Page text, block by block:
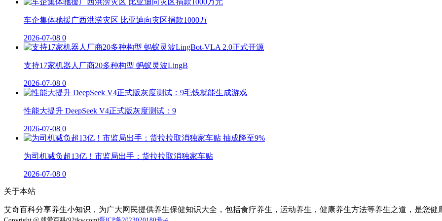
车企集体驰援广西洪涝灾区 比亚迪向灾区捐款1000万
2026-07-08 0
支持17家机器人厂商20多种构型 蚂蚁灵波LingB
2026-07-08 0
性能大提升 DeepSeek V4正式版灰度测试：9
2026-07-08 0
为司机减负超13亿！市监局出手：货拉拉取消独家车贴
2026-07-08 0
关于本站
艾奇百科分享养生小知识，为广大网民提供养生保健知识大全，包括食疗养生，运动养生，健康养生方法等养生之道，是您健